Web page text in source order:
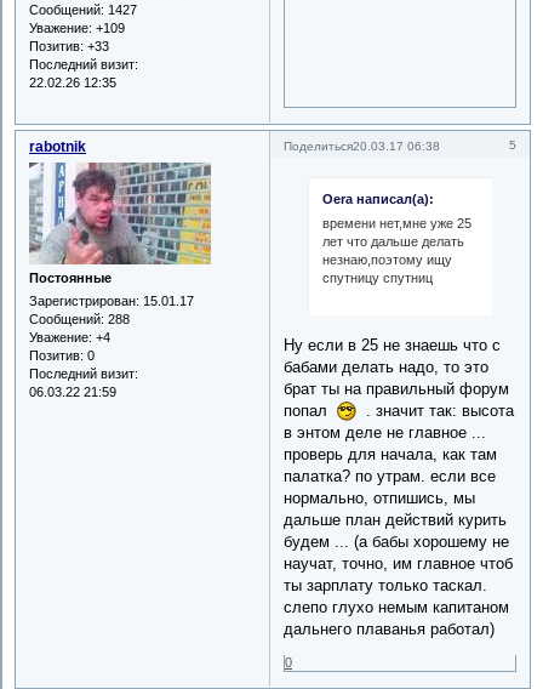
Сообщений: 1427
Уважение: +109
Позитив: +33
Последний визит:
22.02.26 12:35
Поделиться 5
20.03.17 06:38
rabotnik
Постоянные
Зарегистрирован: 15.01.17
Сообщений: 288
Уважение: +4
Позитив: 0
Последний визит:
06.03.22 21:59
Oera написал(а):
времени нет,мне уже 25
лет что дальше делать
незнаю,поэтому ищу
спутницу спутниц
Ну если в 25 не знаешь что с
бабами делать надо, то это
брат ты на правильный форум
попал
. значит так: высота
в энтом деле не главное ...
проверь для начала, как там
палатка? по утрам. если все
нормально, отпишись, мы
дальше план действий курить
будем ... (а бабы хорошему не
научат, точно, им главное чтоб
ты зарплату только таскал.
слепо глухо немым капитаном
дальнего плаванья работал)
0